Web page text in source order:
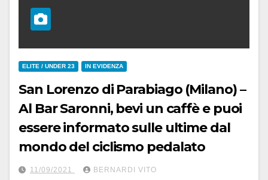
ELITE / UNDER 23 IN EVIDENZA
San Lorenzo di Parabiago (Milano) –
Al Bar Saronni, bevi un caffè e puoi
essere informato sulle ultime dal
mondo del ciclismo pedalato
11/09/2021 BERNARDI VITO